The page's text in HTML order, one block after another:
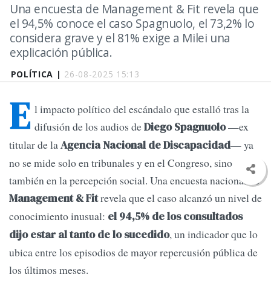
POLÍTICA | 26-08-2025 15:13
Una encuesta de Management & Fit revela que
el 94,5% conoce el caso Spagnuolo, el 73,2% lo
considera grave y el 81% exige a Milei una
explicación pública.
E l impacto político del escándalo que estalló tras la
difusión de los audios deDiego Spagnuolo—ex
titular de laAgencia Nacional de Discapacidad— ya
no se mide solo en tribunales y en el Congreso, sino
también en la percepción social. Una encuesta nacional de
Management & Fitrevela que el caso alcanzó un nivel de
conocimiento inusual: el 94,5% de los consultados
dijo estar al tanto de lo sucedido, un indicador que lo
ubica entre los episodios de mayor repercusión pública de
los últimos meses.